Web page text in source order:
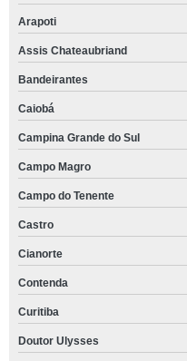
Arapoti
Assis Chateaubriand
Bandeirantes
Caiobá
Campina Grande do Sul
Campo Magro
Campo do Tenente
Castro
Cianorte
Contenda
Curitiba
Doutor Ulysses